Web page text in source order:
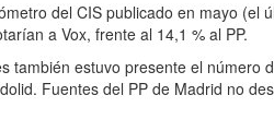
del CIS publicado en mayo (el
a Vox, frente al 14,1 % al PP.
también estuvo presente el número
Fuentes del PP de Madrid no